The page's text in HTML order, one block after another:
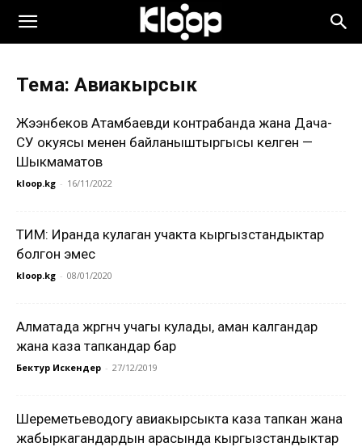
Тема: Авиакырсык
Жээнбеков Атамбаевди контрабанда жана Дача-
СУ окуясы менен байланыштыргысы келген —
Шыкмаматов
kloop.kg - 16/11/2022
ТИМ: Иранда кулаган учакта кыргызстандыктар
болгон эмес
kloop.kg - 08/01/2020
Алматада жүргүнчү учагы кулады, аман калгандар
жана каза тапкандар бар
Бектур Искендер - 27/12/2019
Шереметьеводогу авиакырсыкта каза тапкан жана
жабыркагандардын арасында кыргызстандыктар